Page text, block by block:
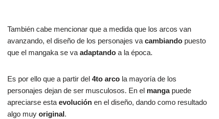
También cabe mencionar que a medida que los arcos van
avanzando, el diseño de los personajes va cambiando puesto
que el mangaka se va adaptando a la época.
Es por ello que a partir del 4to arco la mayoría de los
personajes dejan de ser musculosos. En el mangapuede
apreciarse esta evolución en el diseño, dando como resultado
algo muy original.